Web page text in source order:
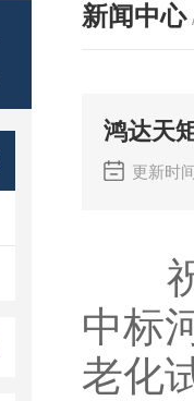
新闻中心
鸿达天
更新时
祝
中标
老化